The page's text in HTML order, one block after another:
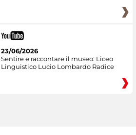
23/06/2026
Sentire e raccontare il museo: Liceo
Linguistico Lucio Lombardo Radice